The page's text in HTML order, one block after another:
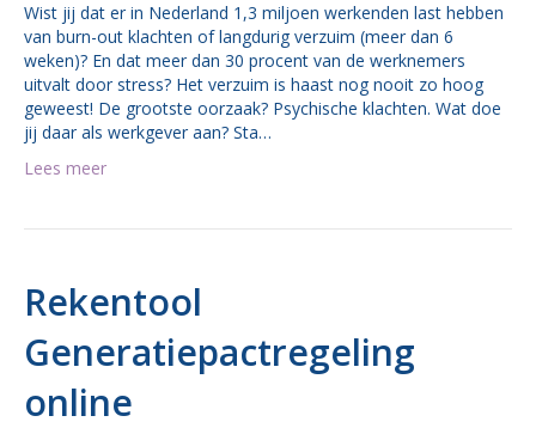
Wist jij dat er in Nederland 1,3 miljoen werkenden last hebben
van burn-out klachten of langdurig verzuim (meer dan 6
weken)? En dat meer dan 30 procent van de werknemers
uitvalt door stress? Het verzuim is haast nog nooit zo hoog
geweest! De grootste oorzaak? Psychische klachten. Wat doe
jij daar als werkgever aan? Sta…
Lees meer
Rekentool
Generatiepactregeling
online